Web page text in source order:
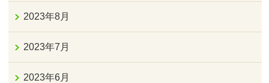
2023年8月
2023年7月
2023年6月